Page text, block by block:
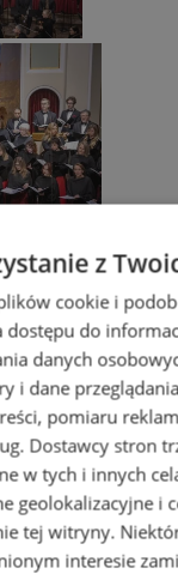
di Gloria" –
w
z
cookie i
dostępu do
danych
i dane
pomiaru
Dostawcy stron
w tych i innych
geolokalizacyjne i
tej witryny.
interesie